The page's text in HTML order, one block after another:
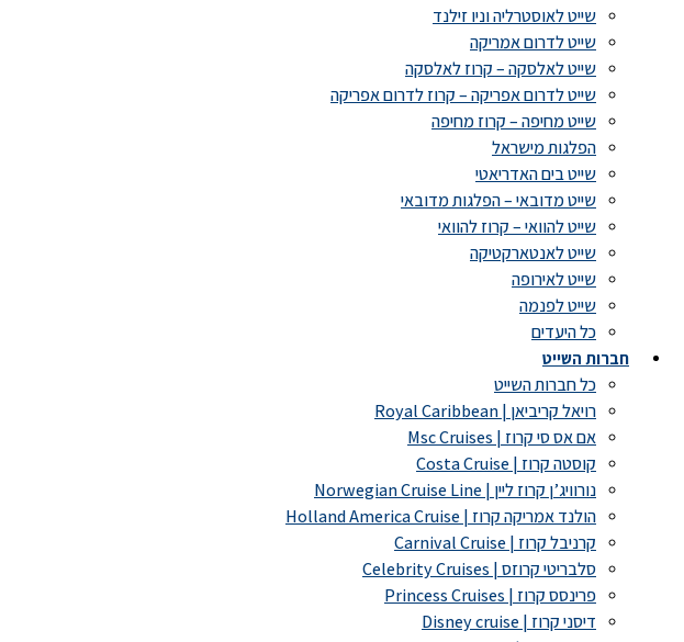
שייט לאוסטרליה וניו זילנד
שייט לדרום אמריקה
שייט לאלסקה – קרוז לאלסקה
שייט לדרום אפריקה – קרוז לדרום אפריקה
שייט מחיפה – קרוז מחיפה
הפלגות מישראל
שייט בים האדריאטי
שייט מדובאי – הפלגות מדובאי
שייט להוואי – קרוז להוואי
שייט לאנטארקטיקה
שייט לאירופה
שייט לפנמה
כל היעדים
חברות השייט
כל חברות השייט
רויאל קריביאן | Royal Caribbean
אם אס סי קרוז | Msc Cruises
קוסטה קרוז | Costa Cruise
נורוויג’ן קרוז ליין | Norwegian Cruise Line
הולנד אמריקה קרוז | Holland America Cruise
קרניבל קרוז | Carnival Cruise
סלבריטי קרוזס | Celebrity Cruises
פרינסס קרוז | Princess Cruises
דיסני קרוז | Disney cruise